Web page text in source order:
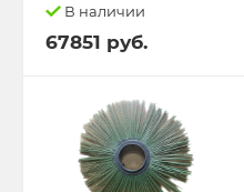
В наличии
67851 руб.